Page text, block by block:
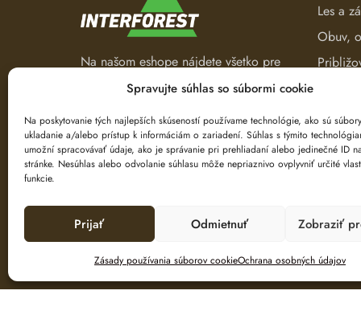
Spravujte súhlas so súbormi cookie
Na poskytovanie tých najlepších skúseností používame technológie, ako sú
ukladanie a/alebo prístup k informáciám o zariadení. Súhlas s týmito
umožní spracovávať údaje, ako je správanie pri prehliadaní alebo jedinečné ID
stránke. Nesúhlas alebo odvolanie súhlasu môže nepriaznivo ovplyvniť určité
funkcie.
Prijať Odmietnuť Zobraziť
Zásady používania súborov cookieOchrana osobných údajov
Na našom eshope nájdete všetko pre
les a záhradu. Od pracovného
oblečenia, nástrojov na ťažbu a
spracovanie dreva až po ručné
náradie.
Les a
Obuv,
Ťažba